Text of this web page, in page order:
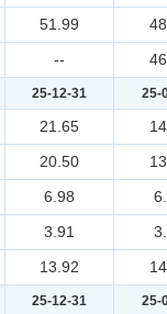
51.99
--
25-12-31 25-
21.65
20.50
6.98
3.91
13.92
25-12-31 25-